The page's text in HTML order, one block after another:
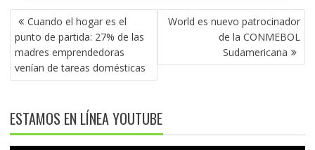
NAVEGACIÓN
DE
ENTRADAS
Cuando el hogar es el
punto de partida: 27% de las
madres emprendedoras
venían de tareas domésticas
World es nuevo patrocinador
de la CONMEBOL
Sudamericana
ESTAMOS EN LÍNEA YOUTUBE